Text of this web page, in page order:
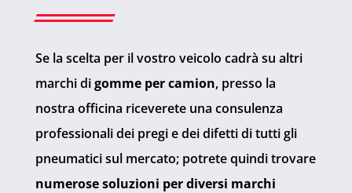
Se la scelta per il vostro veicolo cadrà su altri
marchi digomme per camion, presso la
nostra officina riceverete una consulenza
professionali dei pregi e dei difetti di tutti gli
pneumatici sul mercato; potrete quindi trovare
numerose soluzioni per diversi marchi